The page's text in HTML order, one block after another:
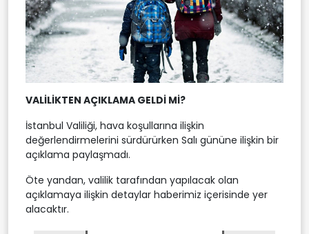
VALİLİKTEN AÇIKLAMA GELDİ Mİ?
İstanbul Valiliği, hava koşullarına ilişkin
değerlendirmelerini sürdürürken Salı gününe ilişkin bir
açıklama paylaşmadı.
Öte yandan, valilik tarafından yapılacak olan
açıklamaya ilişkin detaylar haberimiz içerisinde yer
alacaktır.